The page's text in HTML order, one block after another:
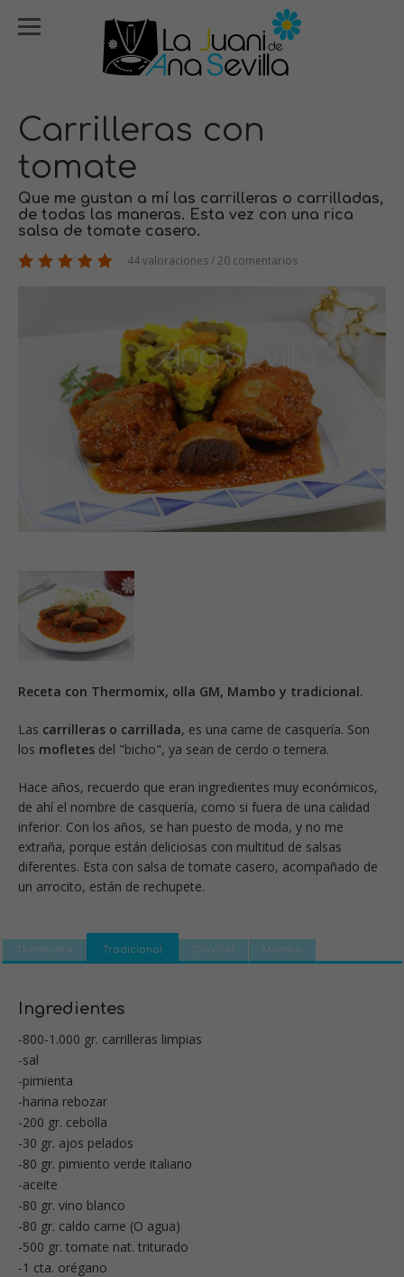
Carrilleras con
tomate
Que me gustan a mí las carrilleras o carrilladas,
de todas las maneras. Esta vez con una rica
salsa de tomate casero.
44 valoraciones / 20 comentarios
Receta con Thermomix, olla GM, Mambo y tradicional.
Las carrilleras o carrillada, es una carne de casquería. Son
los mofletes del "bicho", ya sean de cerdo o ternera.
Hace años, recuerdo que eran ingredientes muy económicos,
de ahí el nombre de casquería, como si fuera de una calidad
inferior. Con los años, se han puesto de moda, y no me
extraña, porque están deliciosas con multitud de salsas
diferentes. Esta con salsa de tomate casero, acompañado de
un arrocito, están de rechupete.
Thermomix Tradicional Olla GM Mambo
Ingredientes
-800-1.000 gr. carrilleras limpias
-sal
-pimienta
-harina rebozar
-200 gr. cebolla
-30 gr. ajos pelados
-80 gr. pimiento verde italiano
-aceite
-80 gr. vino blanco
-80 gr. caldo carne (O agua)
-500 gr. tomate nat. triturado
-1 cta. orégano